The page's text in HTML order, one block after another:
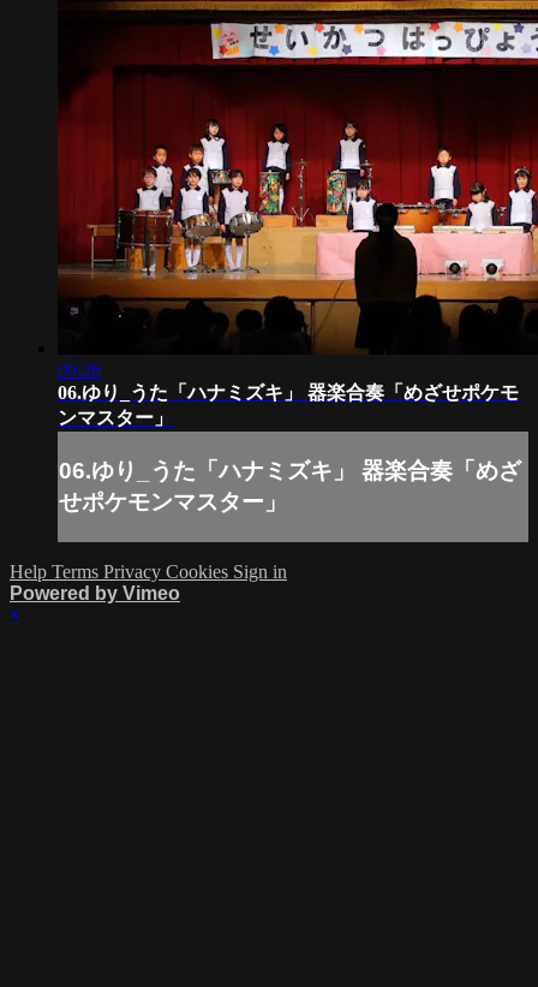
00:26
06.ゆり_うた「ハナミズキ」 器楽合奏「めざせポケモ
ンマスター」
06.ゆり_うた「ハナミズキ」 器楽合奏「めざ
せポケモンマスター」
Help Terms Privacy Cookies Sign in
Powered by Vimeo
×